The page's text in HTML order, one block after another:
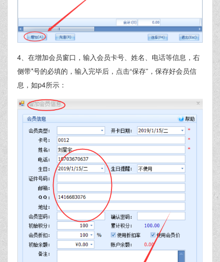
4、在增加会员窗口，输入会员卡号、姓名、电话等信息，右
侧带*号的必填的，输入完毕后，点击“保存”，保存好会员信
息，如p4所示：